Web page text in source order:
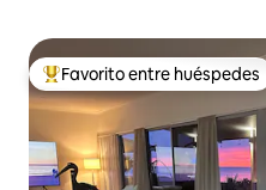
De los mejores en Favorito
Favorito entre huéspedes